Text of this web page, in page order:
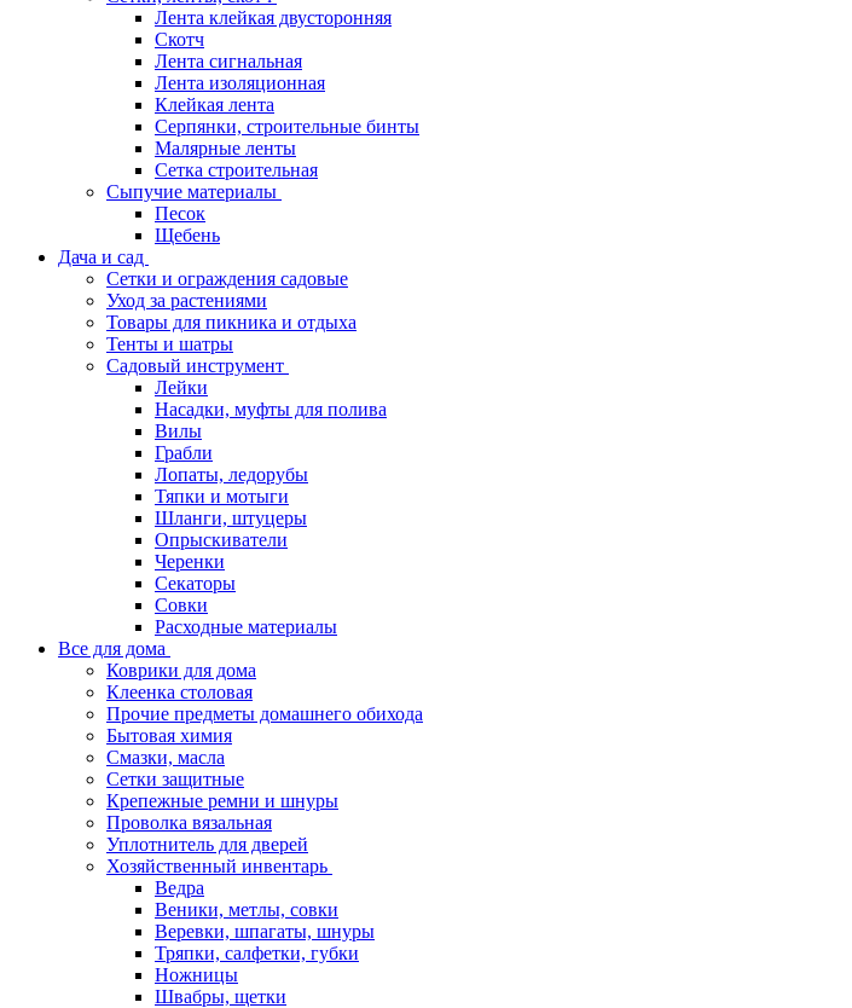
Лента клейкая двусторонняя
Скотч
Лента сигнальная
Лента изоляционная
Клейкая лента
Серпянки, строительные бинты
Малярные ленты
Сетка строительная
Сыпучие материалы
Песок
Щебень
Дача и сад
Сетки и ограждения садовые
Уход за растениями
Товары для пикника и отдыха
Тенты и шатры
Садовый инструмент
Лейки
Насадки, муфты для полива
Вилы
Грабли
Лопаты, ледорубы
Тяпки и мотыги
Шланги, штуцеры
Опрыскиватели
Черенки
Секаторы
Совки
Расходные материалы
Все для дома
Коврики для дома
Клеенка столовая
Прочие предметы домашнего обихода
Бытовая химия
Смазки, масла
Сетки защитные
Крепежные ремни и шнуры
Проволка вязальная
Уплотнитель для дверей
Хозяйственный инвентарь
Ведра
Веники, метлы, совки
Веревки, шпагаты, шнуры
Тряпки, салфетки, губки
Ножницы
Швабры, щетки